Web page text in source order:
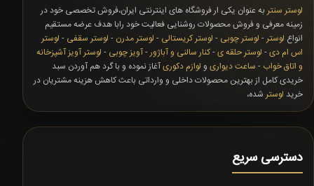
لوستر سنتر به عنوان یکی ار فروشگاه های اینترنتی ایران،فروش تخصصی خود در
زمینه معرفی و فروش محصولات روشنایی فعالیت خود رابا هدف عرضه مستقیم
انواع لوستر - لوستر چوبی - لوستر کریستالی - لوستر مدرن - لوستر سقفی - لوستر
اس ام دی- لوستر حلقه ی-کنار سالنی و آباژور-آویز چوبی - لوستر آویز آشپزخانه
و اتاق خواب - ساعت دیواری و لوازم دکوریآغاز نموده و با گرد هم آوردن سبد
خریدی کامل از بهترین محصولات داخلی و وارداتی باعث کاهش هزینه مشتریان در
خرید لوستر شده،
دسترسی سریع